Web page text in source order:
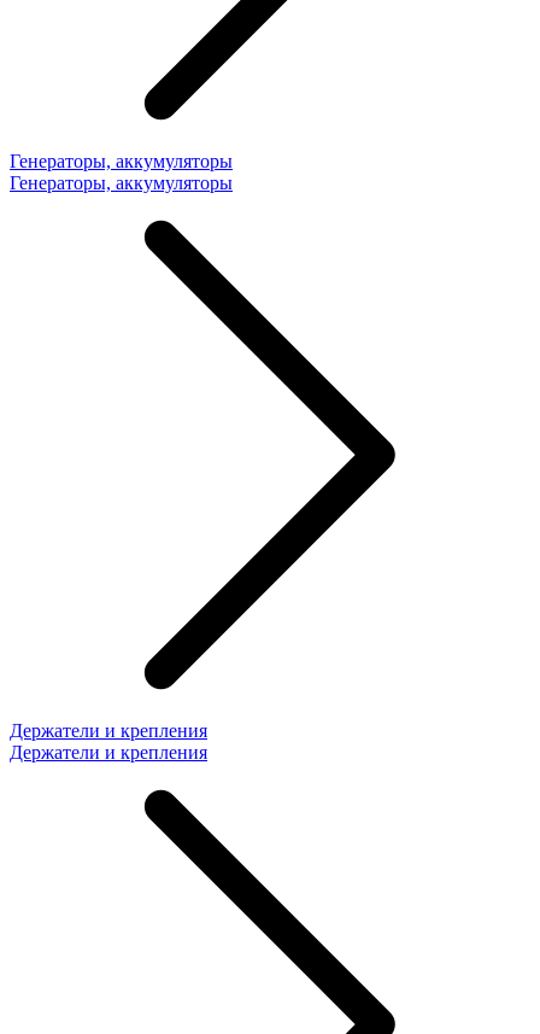
Генераторы, аккумуляторы
Генераторы, аккумуляторы
Держатели и крепления
Держатели и крепления